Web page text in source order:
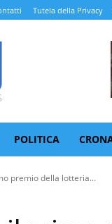
Tutela della Privacy
POLITICA
premio della lotteria...